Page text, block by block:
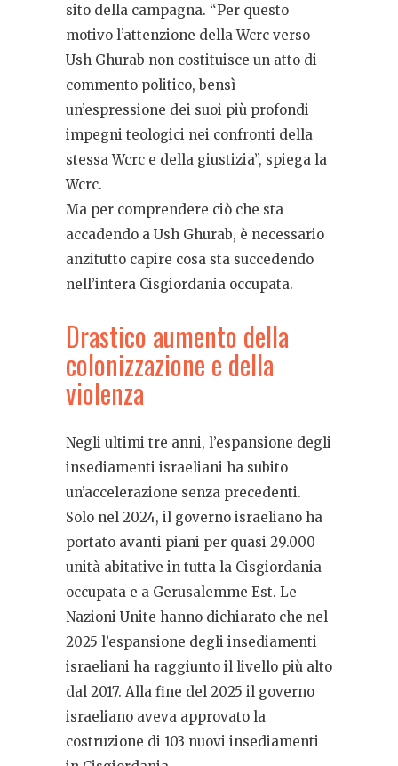
sito della campagna. “Per questo
motivo l’attenzione della Wcrc verso
Ush Ghurab non costituisce un atto di
commento politico, bensì
un’espressione dei suoi più profondi
impegni teologici nei confronti della
stessa Wcrc e della giustizia”, spiega la
Wcrc.
Ma per comprendere ciò che sta
accadendo a Ush Ghurab, è necessario
anzitutto capire cosa sta succedendo
nell’intera Cisgiordania occupata.
Drastico aumento della
colonizzazione e della
violenza
Negli ultimi tre anni, l’espansione degli
insediamenti israeliani ha subito
un’accelerazione senza precedenti.
Solo nel 2024, il governo israeliano ha
portato avanti piani per quasi 29.000
unità abitative in tutta la Cisgiordania
occupata e a Gerusalemme Est. Le
Nazioni Unite hanno dichiarato che nel
2025 l’espansione degli insediamenti
israeliani ha raggiunto il livello più alto
dal 2017. Alla fine del 2025 il governo
israeliano aveva approvato la
costruzione di 103 nuovi insediamenti